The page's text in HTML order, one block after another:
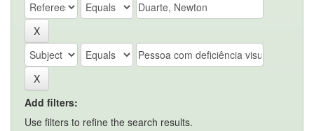
Add filters:
Use filters to refine the search results.